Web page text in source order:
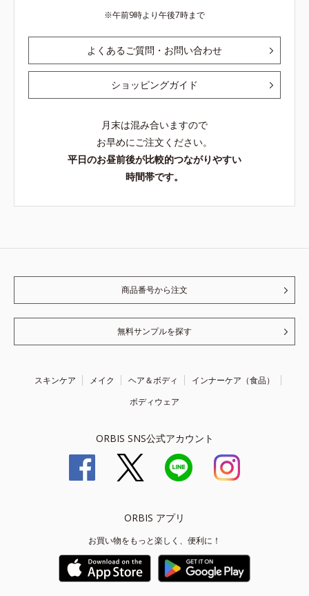
午前9時より午後7時まで
よくあるご質問・お問い合わせ
ショッピングガイド
月末は混み合いますので
お早めにご注文ください。
平日のお昼前後が比較的つながりやすい
時間帯です。
商品番号から注文
無料サンプルを探す
スキンケア メイク ヘア＆ボディ
インナーケア（食品）
ボディウェア
ORBIS SNS公式アカウント
ORBIS アプリ
お買い物をもっと楽しく、便利に！